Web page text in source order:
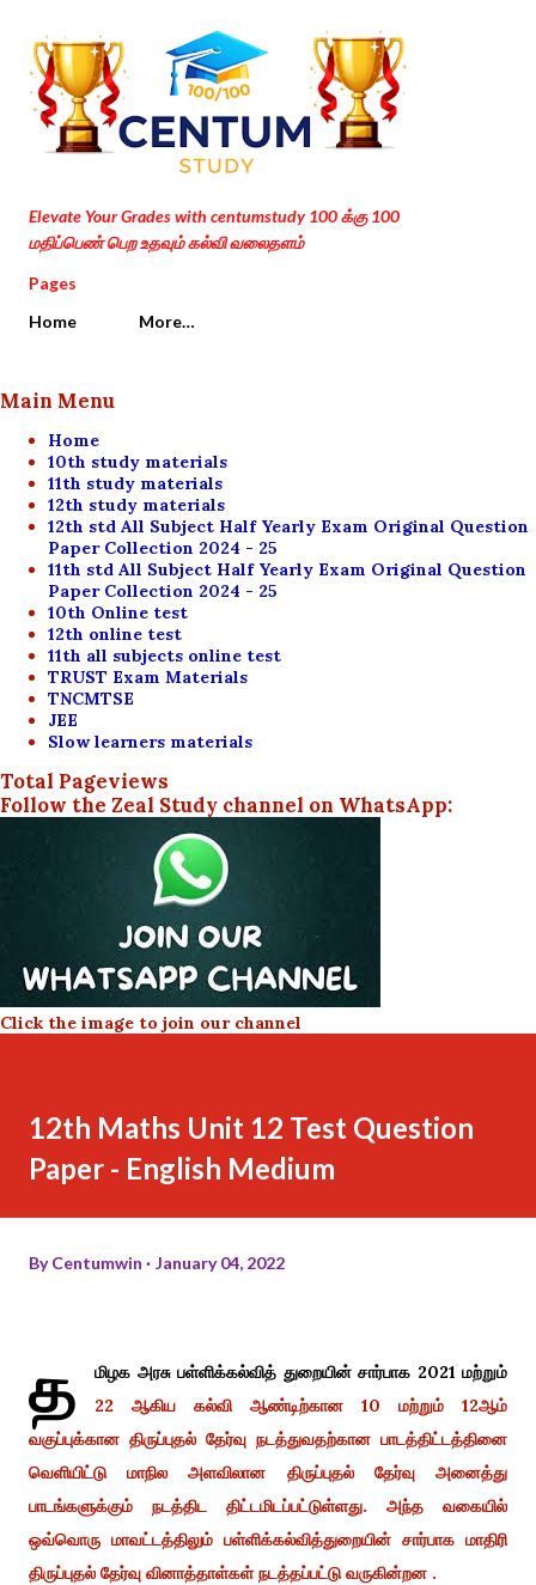
Skip to main content
Elevate Your Grades with centumstudy 100 க்கு 100
மதிப்பெண் பெற உதவும் கல்வி வலைதளம்
Pages
Home
More…
Main Menu
Home
10th study materials
11th study materials
12th study materials
12th std All Subject Half Yearly Exam Original Question
Paper Collection 2024 - 25
11th std All Subject Half Yearly Exam Original Question
Paper Collection 2024 - 25
10th Online test
12th online test
11th all subjects online test
TRUST Exam Materials
TNCMTSE
JEE
Slow learners materials
Total Pageviews
Follow the Zeal Study channel on WhatsApp:
Click the image to join our channel
12th Maths Unit 12 Test Question
Paper - English Medium
ByCentumwin January 04, 2022
த
மிழக அரசு பள்ளிக்கல்வித் துறையின் சார்பாக 2021 மற்றும்
22 ஆகிய கல்வி ஆண்டிற்கான 10 மற்றும் 12ஆம்
வகுப்புக்கான திருப்புதல் தேர்வு நடத்துவதற்கான பாடத்திட்டத்தினை
வெளியிட்டு மாநில அளவிலான திருப்புதல் தேர்வு அனைத்து
பாடங்களுக்கும் நடத்திட திட்டமிடப்பட்டுள்ளது. அந்த வகையில்
ஒவ்வொரு மாவட்டத்திலும் பள்ளிக்கல்வித்துறையின் சார்பாக மாதிரி
திருப்புதல் தேர்வு வினாத்தாள்கள் நடத்தப்பட்டு வருகின்றன .